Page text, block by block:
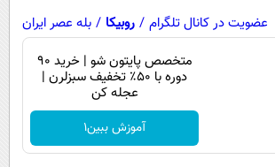
عضویت در کانال تلگرام / روبیکا / بله عصر ایران
متخصص پایتون شو | خرید 90
دوره با ۵۰٪ تخفیف سبزلرن |
عجله کن
آموزش ببین1